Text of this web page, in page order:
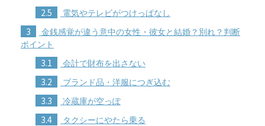
2.5 電気やテレビがつけっぱなし
3
金銭感覚が違う意中の女性・彼女と結婚？別れ？判断
ポイント
3.1 会計で財布を出さない
3.2 ブランド品・洋服につぎ込む
3.3 冷蔵庫が空っぽ
3.4 タクシーにやたら乗る